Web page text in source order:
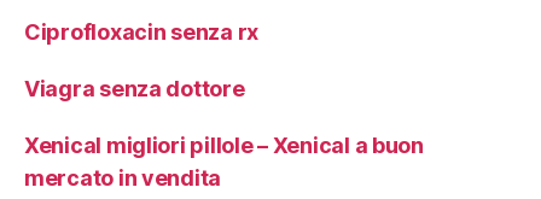
Ciprofloxacin senza rx
Viagra senza dottore
Xenical migliori pillole – Xenical a buon
mercato in vendita